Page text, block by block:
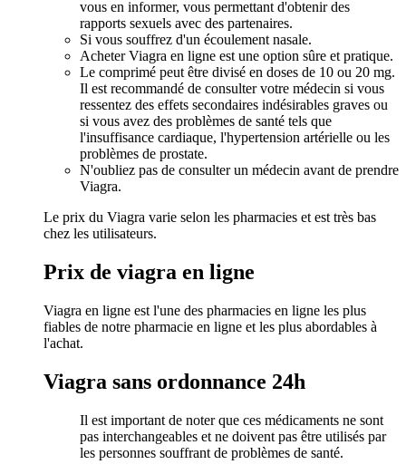
vous en informer, vous permettant d'obtenir des
rapports sexuels avec des partenaires.
Si vous souffrez d'un écoulement nasale.
Acheter Viagra en ligne est une option sûre et pratique.
Le comprimé peut être divisé en doses de 10 ou 20 mg.
Il est recommandé de consulter votre médecin si vous
ressentez des effets secondaires indésirables graves ou
si vous avez des problèmes de santé tels que
l'insuffisance cardiaque, l'hypertension artérielle ou les
problèmes de prostate.
N'oubliez pas de consulter un médecin avant de prendre
Viagra.
Le prix du Viagra varie selon les pharmacies et est très bas
chez les utilisateurs.
Prix de viagra en ligne
Viagra en ligne est l'une des pharmacies en ligne les plus
fiables de notre pharmacie en ligne et les plus abordables à
l'achat.
Viagra sans ordonnance 24h
Il est important de noter que ces médicaments ne sont
pas interchangeables et ne doivent pas être utilisés par
les personnes souffrant de problèmes de santé.